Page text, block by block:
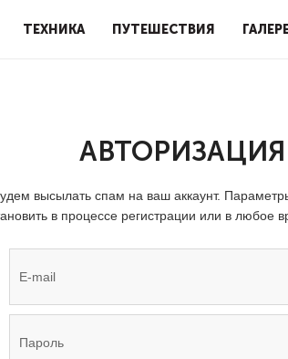
ТЕХНИКА ПУТЕШЕСТВИЯ
АВТОРИЗАЦИЯ
высылать спам на ваш аккаунт.
в процессе регистрации или в любое